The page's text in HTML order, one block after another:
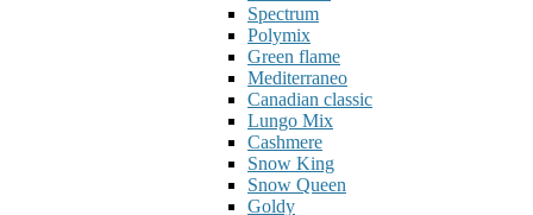
Spectrum
Polymix
Green flame
Mediterraneo
Canadian classic
Lungo Mix
Cashmere
Snow King
Snow Queen
Goldy